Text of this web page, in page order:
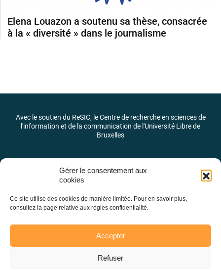
Gérer le consentement aux
cookies
Ce site utilise des cookies de manière limitée. Pour en savoir plus,
consultez la page relative aux règles confidentialité.
Accepter
Refuser
Elena Louazon a soutenu sa thèse, consacrée
à la « diversité » dans le journalisme
Avec le soutien du ReSIC, le Centre de recherche en sciences de
l'information et de la communication de l'Université Libre de
Bruxelles
Laboratoire des pratiques et des identités journalistiques –